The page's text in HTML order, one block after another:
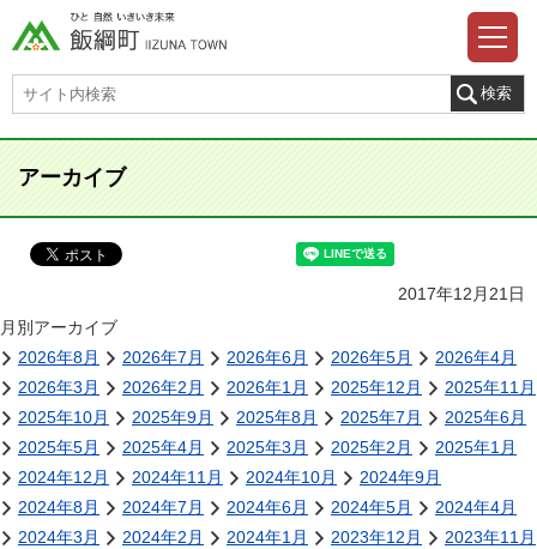
アーカイブ
2017年12月21日
月別アーカイブ
2026年8月
2026年7月 2026年6月 2026年5月
2026年4月
2026年3月
2026年2月 2026年1月 2025年12月
2025年11月
2025年10月
2025年9月 2025年8月 2025年7月
2025年6月
2025年5月
2025年4月 2025年3月 2025年2月
2025年1月
2024年12月
2024年11月 2024年10月
2024年9月
2024年8月
2024年7月 2024年6月 2024年5月
2024年4月
2024年3月
2024年2月 2024年1月 2023年12月
2023年11月